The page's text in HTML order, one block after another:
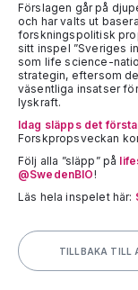
Förslagen går på
och har valts ut
forskningspolitisk
sitt inspel ”Sveriges
som life science-
strategin, eftersom
väsentliga insatser
lyskraft.
Idag släpps det
Forskpropsveckan
Följ alla ”släpp” på
@SwedenBIO!
Läs hela inspelet här:
TILLBAKA TILL